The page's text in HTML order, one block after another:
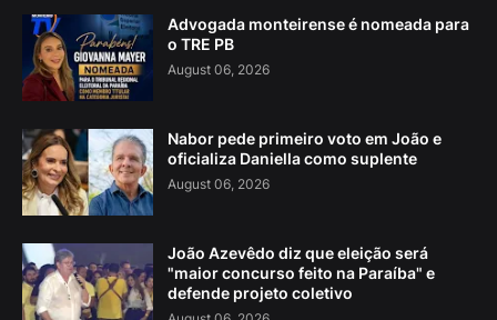
Advogada monteirense é nomeada para
o TRE PB
August 06, 2026
Nabor pede primeiro voto em João e
oficializa Daniella como suplente
August 06, 2026
João Azevêdo diz que eleição será
"maior concurso feito na Paraíba" e
defende projeto coletivo